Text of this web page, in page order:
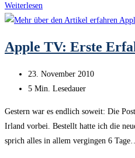
Weiterlesen
TV:
Wochen
Apple TV: Erste
Beitrag
veröffentlicht:
23. November 2010
Lesedauer:
5 Min. Lesedauer
Gestern war es endlich soweit: Die
Irland vorbei. Bestellt hatte ich die
sprich alles in allem vergingen 6 Tage…